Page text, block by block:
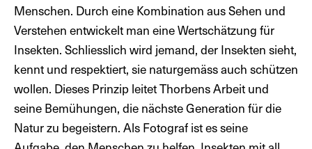
Menschen. Durch eine Kombination aus Sehen und
Verstehen entwickelt man eine Wertschätzung für
Insekten. Schliesslich wird jemand, der Insekten sieht,
kennt und respektiert, sie naturgemäss auch schützen
wollen. Dieses Prinzip leitet Thorbens Arbeit und
seine Bemühungen, die nächste Generation für die
Natur zu begeistern. Als Fotograf ist es seine